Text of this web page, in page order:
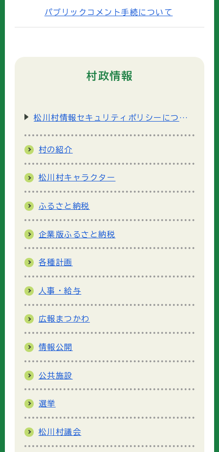
パブリックコメント手続について
村政情報
松川村情報セキュリティポリシーについて
村の紹介
松川村キャラクター
ふるさと納税
企業版ふるさと納税
各種計画
人事・給与
広報まつかわ
情報公開
公共施設
選挙
松川村議会